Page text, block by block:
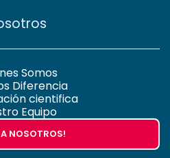
Somos
Diferencia
cientifica
Equipo
A NOSOTROS!